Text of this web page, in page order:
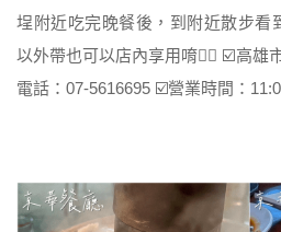
埕附近吃完晚餐後，到附近散步看
以外帶也可以店內享用唷👌🏻 ☑️高
電話：07-5616695 ☑️營業時間：